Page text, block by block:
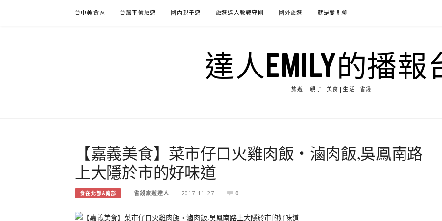
台中美食區 台灣平價旅遊 國內親子遊 旅遊達人教戰守則 國外旅遊 就是愛閒聊
達人EMILY的播報
旅遊| 親子|美食|生活|省錢
【嘉義美食】菜市仔口火雞肉飯‧滷肉飯,吳鳳南路
上大隱於市的好味道
食在北部&南部 省錢旅遊達人 2017-11-27 0